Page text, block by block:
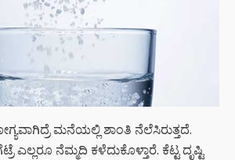
ಮನೆಯಲ್ಲಿ ಶಾಂತಿ ನೆಲೆಸಿರುತ್ತದೆ.
ಎಲ್ಲರೂ ನೆಮ್ಮದಿ ಕಳೆದುಕೊಳ್ತಾರೆ. ಕೆಟ್ಟ ದೃಷ್ಟಿ